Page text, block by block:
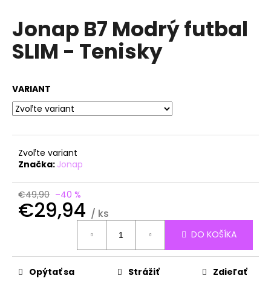
Jonap B7 Modrý futbal
SLIM - Tenisky
VARIANT
Zvoľte variant
Značka: Jonap
€49,90 –40 %
€29,94 / ks
DO KOŠÍKA
Opýtať sa Strážiť Zdieľať
j
s
ť
O
d
ú
č